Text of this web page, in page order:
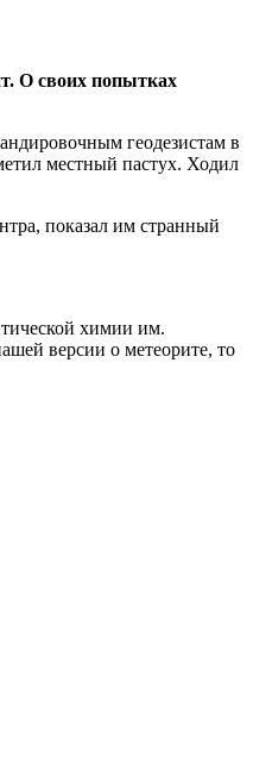
О своих попытках
геодезистам в
местный пастух. Ходил
показал им странный
химии им.
версии о метеорите, то